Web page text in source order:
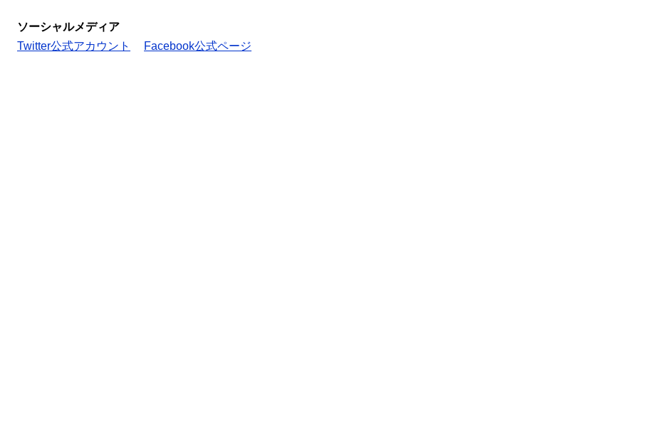
ソーシャルメディア
Twitter公式アカウント
Facebook公式ページ